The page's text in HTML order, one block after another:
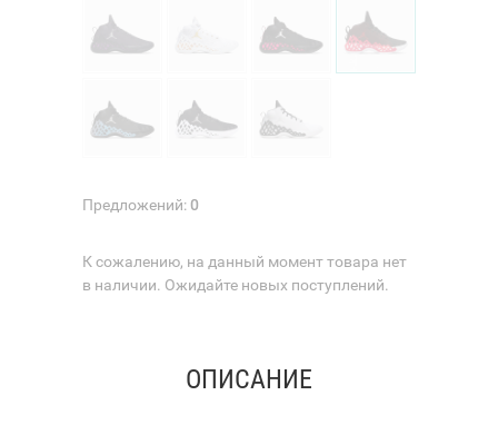
Предложений:0
К сожалению, на данный момент товара нет
в наличии. Ожидайте новых поступлений.
ОПИСАНИЕ